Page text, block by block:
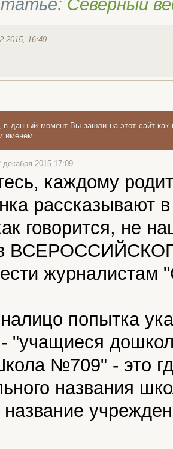
Северный
2015, 16:49
в данный момент Вы зашли на этот сайт
именем.
декабря 2015 17:09
каждому
рассказывают
говорится, не
журналистам
попытка
- "учащиеся
№709" - это
названия
название